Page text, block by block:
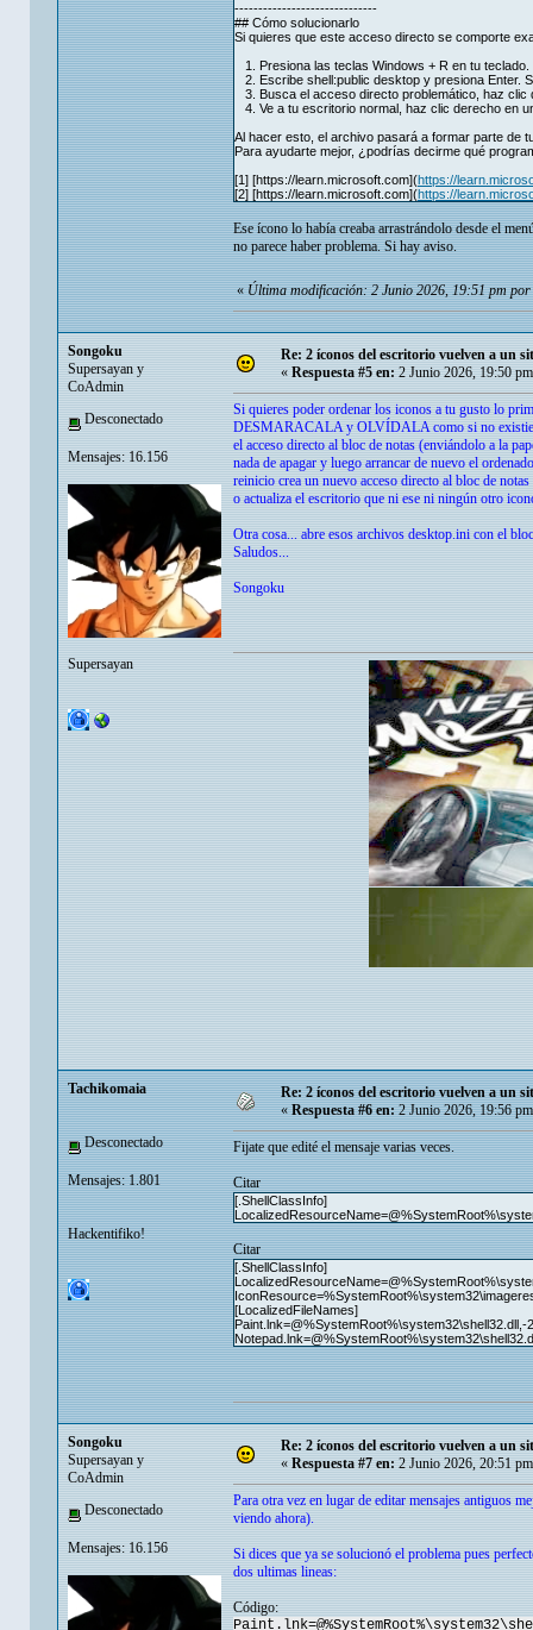
------------------------------
## Cómo solucionarlo
Si quieres que este acceso directo se comporte
1. Presiona las teclas Windows + R en tu teclado.
2. Escribe shell:public desktop y presiona Enter.
3. Busca el acceso directo problemático, haz clic
4. Ve a tu escritorio normal, haz clic derecho en
Al hacer esto, el archivo pasará a formar parte de
Para ayudarte mejor, ¿podrías decirme qué
[1] [https://learn.microsoft.com](https://
[2] [https://learn.microsoft.com](https://
Ese ícono lo había creaba arrastrándolo desde el
no parece haber problema. Si hay aviso.
«Última modificación: 2 Junio 2026, 19:51 pm por
Songoku
Supersayan y
CoAdmin
Desconectado
Mensajes: 16.156
Supersayan
Re: 2 íconos del escritorio vuelven a un
« Respuesta #5 en: 2 Junio 2026, 19:50
Si quieres poder ordenar los iconos a tu gusto lo
DESMARACALA y OLVÍDALA como si no
el acceso directo al bloc de notas (enviándolo a la
nada de apagar y luego arrancar de nuevo el
reinicio crea un nuevo acceso directo al bloc de
o actualiza el escritorio que ni ese ni ningún otro
Otra cosa... abre esos archivos desktop.ini con el
Saludos...
Songoku
Tachikomaia
Desconectado
Mensajes: 1.801
Hackentifiko!
Re: 2 íconos del escritorio vuelven a un
«Respuesta #6 en:2 Junio 2026, 19:56
Fijate que edité el mensaje varias veces.
Citar
[.ShellClassInfo]
Citar
[.ShellClassInfo]
[LocalizedFileNames]
Paint.lnk=@%SystemRoot%\system32\shell32.dll,-
Songoku
Supersayan y
CoAdmin
Desconectado
Mensajes: 16.156
Re: 2 íconos del escritorio vuelven a un
« Respuesta #7 en: 2 Junio 2026, 20:51
Para otra vez en lugar de editar mensajes antiguos
viendo ahora).
Si dices que ya se solucionó el problema pues
dos ultimas lineas:
Código: